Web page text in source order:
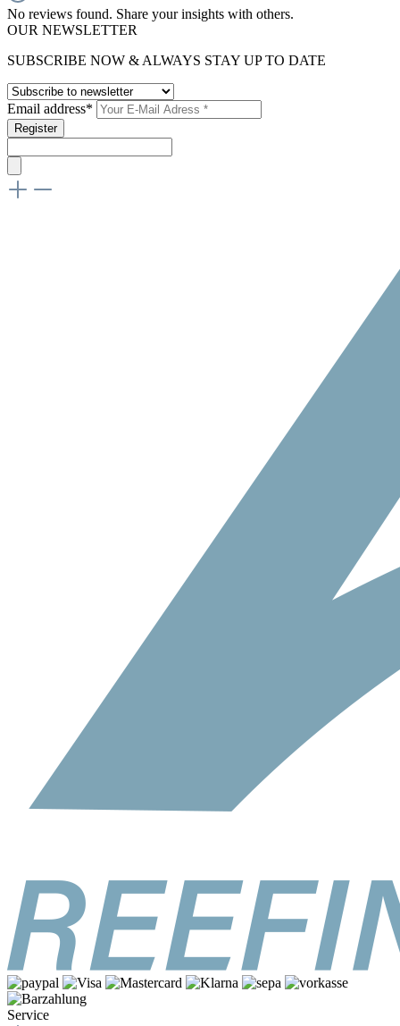
No reviews found. Share your insights with others.
OUR NEWSLETTER
SUBSCRIBE NOW & ALWAYS STAY UP TO DATE
Email address*
Register
Service